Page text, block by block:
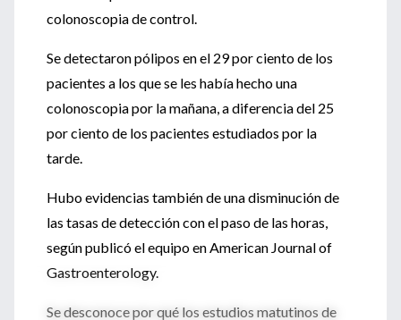
colonoscopia de control.
Se detectaron pólipos en el 29 por ciento de los
pacientes a los que se les había hecho una
colonoscopia por la mañana, a diferencia del 25
por ciento de los pacientes estudiados por la
tarde.
Hubo evidencias también de una disminución de
las tasas de detección con el paso de las horas,
según publicó el equipo en American Journal of
Gastroenterology.
Se desconoce por qué los estudios matutinos de